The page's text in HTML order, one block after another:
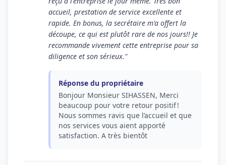
accueil, prestation de service excellente et
rapide. En bonus, la secrétaire m'a offert la
découpe, ce qui est plutôt rare de nos jours!! Je
recommande vivement cette entreprise pour sa
diligence et son sérieux."
Réponse du propriétaire
Bonjour Monsieur SIHASSEN, Merci
beaucoup pour votre retour positif !
Nous sommes ravis que l’accueil et que
nos services vous aient apporté
satisfaction. A très bientôt